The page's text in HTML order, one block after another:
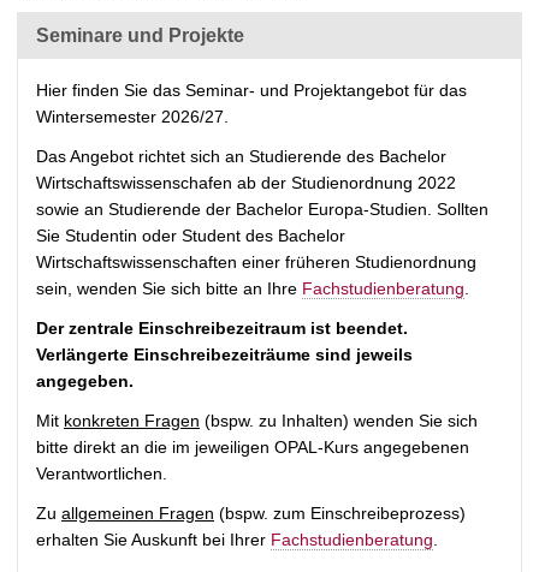
e
n
Seminare und Projekte
Hier finden Sie das Seminar- und Projektangebot für das
Wintersemester 2026/27.
Das Angebot richtet sich an Studierende des Bachelor
Wirtschaftswissenschafen ab der Studienordnung 2022
sowie an Studierende der Bachelor Europa-Studien. Sollten
Sie Studentin oder Student des Bachelor
Wirtschaftswissenschaften einer früheren Studienordnung
sein, wenden Sie sich bitte an Ihre Fachstudienberatung
Der zentrale Einschreibezeitraum ist beendet.
Verlängerte Einschreibezeiträume sind jeweils
angegeben.
Mit konkreten Fragen (bspw. zu Inhalten) wenden Sie sich
bitte direkt an die im jeweiligen OPAL-Kurs angegebenen
Verantwortlichen.
Zu allgemeinen Fragen (bspw. zum Einschreibeprozess)
erhalten Sie Auskunft bei Ihrer Fachstudienberatung